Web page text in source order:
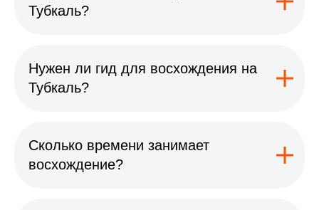
Тубкаль?
Нужен ли гид для восхождения на
Тубкаль?
Сколько времени занимает
восхождение?